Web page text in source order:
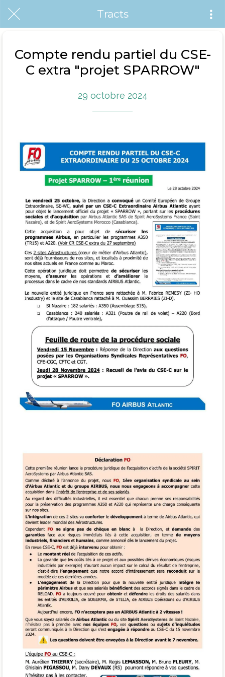
Tracts
Compte rendu partiel du CSE-
C extra "projet SPARROW"
29 octobre 2024